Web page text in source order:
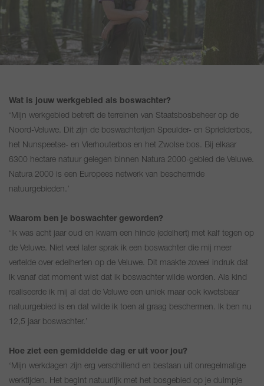
Wat is jouw werkgebied als boswachter?
‘Mijn werkgebied betreft de terreinen van Staatsbosbeheer op de
Noord-Veluwe. Dit zijn de boswachterijen Speulder- en Sprielderbos,
het Nunspeetse- en Vierhouterbos en het Zwolse bos. Bij elkaar
6300 hectare natuur gelegen binnen Natura 2000-gebied de Veluwe.
Natura 2000 is een Europees netwerk van beschermde
natuurgebieden.’
Waarom ben je boswachter geworden?
‘Ik was acht jaar oud en kwam een hinde (edelhert) met kalf tegen op
de Veluwe. Niet veel later sprak ik een boswachter die mij meer
vertelde over edelherten op de Veluwe. Dit maakte zoveel indruk dat
ik vanaf dat moment wist dat ik boswachter wilde worden. Als kind
realiseerde ik mij al dat de Veluwe een uniek maar ook kwetsbaar
natuurgebied is en dat wilde ik toen al graag beschermen. Ik ben nu
12,5 jaar boswachter.’
Hoe ziet een gemiddelde dag er uit voor jou?
‘Mijn werkdagen zijn erg verschillend en bestaan uit onregelmatige
werktijden. Het begint natuurlijk met het bosgebied op je duimpje